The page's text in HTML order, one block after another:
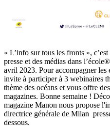
« L’info sur tous les fronts »,
presse et des médias dans
avril 2023. Pour accompagner les
invite à participer à 3 webinaires
thème des océans et vous offre
magazines. Bonne semaine !
magazine Manon nous propose
directrice générale de Milan
dessous.